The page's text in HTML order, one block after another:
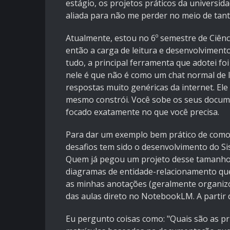
estágio, os projetos práticos da
aliada para não me perder no meio de
Atualmente, estou no 6º semestre de
então a carga de leitura e
tudo, a principal ferramenta que adotei
nele é que não é como um chat normal
respostas muito genéricas da internet.
mesmo constrói. Você sobe os seus
focado exatamente no que você precisa.
Para dar um exemplo bem prático de
desafios tem sido o desenvolvimento do
Quem já pegou um projeto desse
diagramas de entidade-relacionamento
as minhas anotações (geralmente
das aulas direto no NotebookLM. A partir
Eu pergunto coisas como: "Quais são as